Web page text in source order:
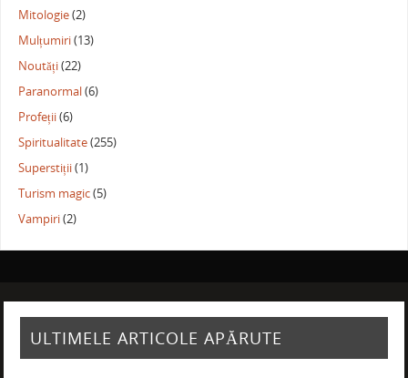
Mitologie(2)
Mulțumiri(13)
Noutăți(22)
Paranormal(6)
Profeții(6)
Spiritualitate(255)
Superstiții(1)
Turism magic(5)
Vampiri(2)
ULTIMELE ARTICOLE APĂRUTE